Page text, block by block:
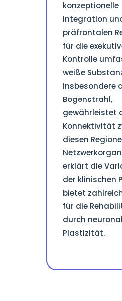
konzeptionelle
Integration
präfrontalen
für die
Kontrolle
weiße
insbesondere
Bogenstrahl,
gewährleistet
Konnektivität
diesen
erklärt die
der klinischen
bietet
für die
durch
Plastizität.